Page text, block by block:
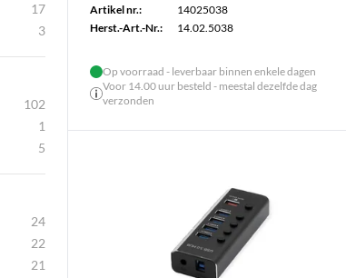
17
3
102
1
5
24
22
21
Artikel nr.:
14025038
Herst.-Art.-Nr.:
14.02.5038
Op voorraad - leverbaar binnen enkele dagen
Voor 14.00 uur besteld - meestal dezelfde dag
verzonden